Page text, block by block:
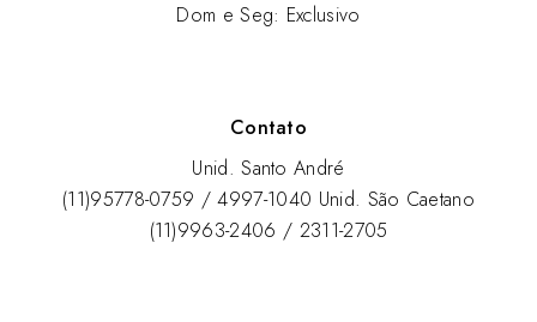
Dom e Seg: Exclusivo
Contato
Unid. Santo André
(11)95778-0759 / 4997-1040 Unid. São Caetano
(11)9963-2406 / 2311-2705